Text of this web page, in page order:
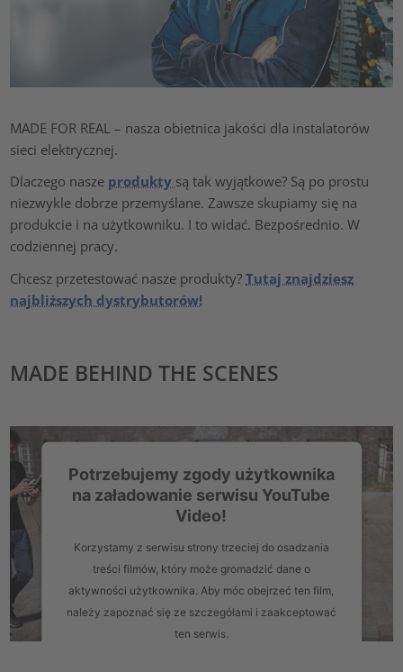
MADE FOR REAL – nasza obietnica jakości dla instalatorów
sieci elektrycznej.
Dlaczego nasze produkty są tak wyjątkowe? Są po prostu
niezwykle dobrze przemyślane. Zawsze skupiamy się na
produkcie i na użytkowniku. I to widać. Bezpośrednio. W
codziennej pracy.
Chcesz przetestować nasze produkty?Tutaj znajdziesz
najbliższych dystrybutorów!
MADE BEHIND THE SCENES
Potrzebujemy zgody użytkownika
na załadowanie serwisu YouTube
Video!
Korzystamy z serwisu strony trzeciej do osadzania
treści filmów, który może gromadzić dane o
aktywności użytkownika. Aby móc obejrzeć ten film,
należy zapoznać się ze szczegółami i zaakceptować
ten serwis.